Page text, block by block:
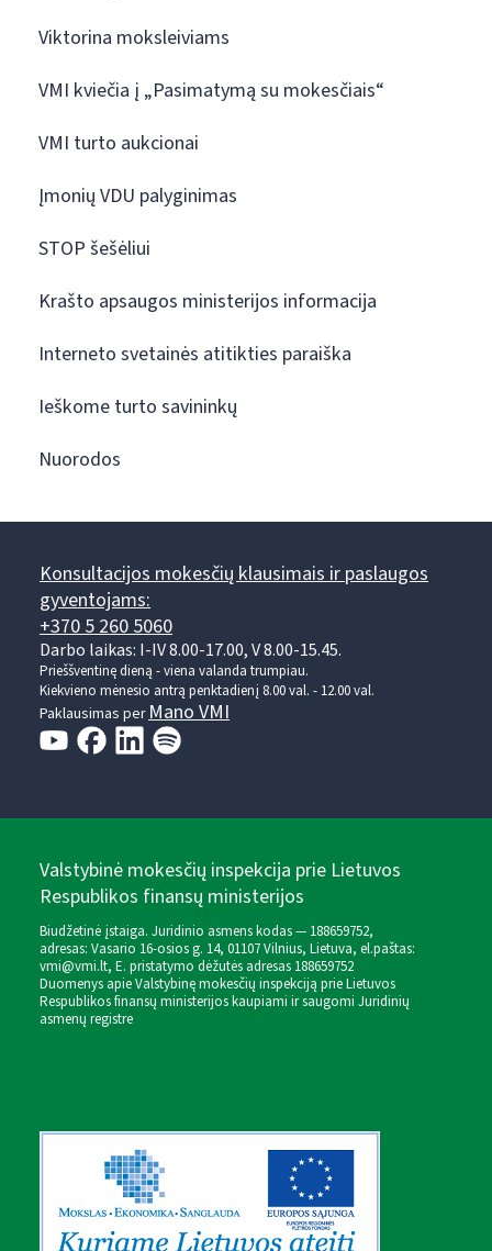
Viktorina moksleiviams
VMI kviečia į „Pasimatymą su mokesčiais“
VMI turto aukcionai
Įmonių VDU palyginimas
STOP šešėliui
Krašto apsaugos ministerijos informacija
Interneto svetainės atitikties paraiška
Ieškome turto savininkų
Nuorodos
Konsultacijos mokesčių klausimais ir paslaugos
gyventojams:
+370 5 260 5060
Darbo laikas: I-IV 8.00-17.00, V 8.00-15.45.
Prieššventinę dieną - viena valanda trumpiau.
Kiekvieno mėnesio antrą penktadienį 8.00 val. - 12.00 val.
Paklausimas perMano VMI
Valstybinė mokesčių inspekcija prie Lietuvos
Respublikos finansų ministerijos
Biudžetinė įstaiga. Juridinio asmens kodas — 188659752,
adresas: Vasario 16-osios g. 14, 01107 Vilnius, Lietuva, el.paštas:
vmi@vmi.lt, E. pristatymo dėžutės adresas 188659752
Duomenys apie Valstybinę mokesčių inspekciją prie Lietuvos
Respublikos finansų ministerijos kaupiami ir saugomi Juridinių
asmenų registre